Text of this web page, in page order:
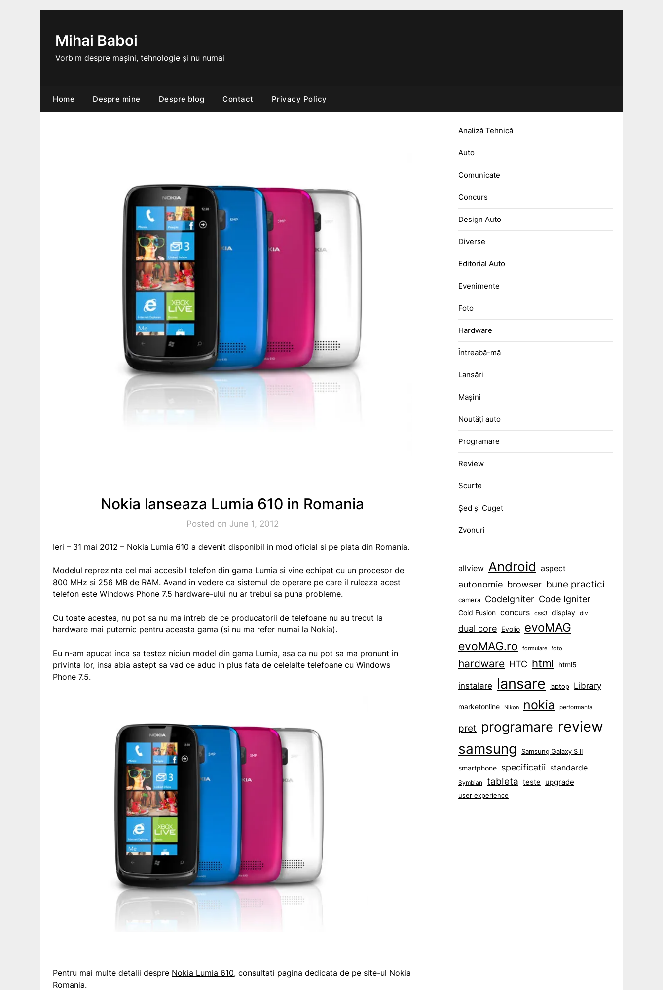
Mihai Baboi
Vorbim despre mașini, tehnologie și nu numai
Home Despre mine Despre blog Contact Privacy Policy
Nokia lanseaza Lumia 610 in Romania
Posted on June 1, 2012
Ieri – 31 mai 2012 – Nokia Lumia 610 a devenit disponibil in mod oficial si pe piata din Romania.
Modelul reprezinta cel mai accesibil telefon din gama Lumia si vine echipat cu un procesor de
800 MHz si 256 MB de RAM. Avand in vedere ca sistemul de operare pe care il ruleaza acest
telefon este Windows Phone 7.5 hardware-ului nu ar trebui sa puna probleme.
Cu toate acestea, nu pot sa nu ma intreb de ce producatorii de telefoane nu au trecut la
hardware mai puternic pentru aceasta gama (si nu ma refer numai la Nokia).
Eu n-am apucat inca sa testez niciun model din gama Lumia, asa ca nu pot sa ma pronunt in
privinta lor, insa abia astept sa vad ce aduc in plus fata de celelalte telefoane cu Windows
Phone 7.5.
Pentru mai multe detalii despre Nokia Lumia 610, consultati pagina dedicata de pe site-ul Nokia
Romania.
Analiză Tehnică
Auto
Comunicate
Concurs
Design Auto
Diverse
Editorial Auto
Evenimente
Foto
Hardware
Întreabă-mă
Lansări
Mașini
Noutăți auto
Programare
Review
Scurte
Șed și Cuget
Zvonuri
allview Android aspect
autonomie browser bune practici
camera CodeIgniter Code Igniter
Cold Fusion concurs css3 display div
dual core Evolio evoMAG
evoMAG.ro formulare foto
hardware HTC html html5
instalare lansare laptop Library
marketonline Nikon nokia performanta
pret programare review
samsung Samsung Galaxy S II
smartphone specificatii standarde
Symbian tableta teste upgrade
user experience